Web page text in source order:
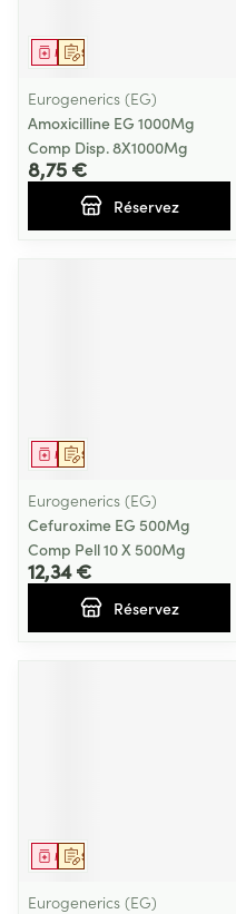
Sur prescription
Médicament
Eurogenerics (EG)
Amoxicilline EG 1000Mg
Comp Disp. 8X1000Mg
8,75 €
Réservez
Sur prescription
Médicament
Eurogenerics (EG)
Cefuroxime EG 500Mg
Comp Pell 10 X 500Mg
12,34 €
Réservez
Sur prescription
Médicament
Eurogenerics (EG)